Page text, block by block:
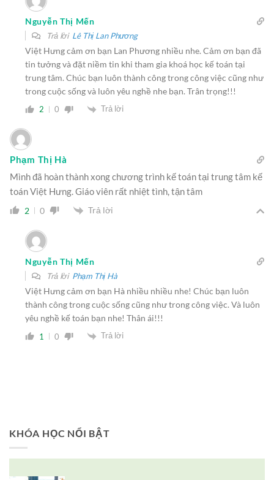
Nguyễn Thị Mến
Trả lời Lê Thị Lan Phương
Việt Hưng cảm ơn bạn Lan Phương nhiều nhe. Cảm ơn bạn đã
tin tưởng và đặt niềm tin khi tham gia khoá học kế toán tại
trung tâm. Chúc bạn luôn thành công trong công việc cũng như
trong cuộc sống và luôn yêu nghề nhe bạn. Trân trọng!!!
2 0 Trả lời
Phạm Thị Hà
Mình đã hoàn thành xong chương trình kế toán tại trung tâm kế
toán Việt Hưng. Giáo viên rất nhiệt tình, tận tâm
2 0 Trả lời
Nguyễn Thị Mến
Trả lời Phạm Thị Hà
Việt Hưng cảm ơn bạn Hà nhiều nhiều nhe! Chúc bạn luôn
thành công trong cuộc sống cũng như trong công việc. Và luôn
yêu nghề kế toán bạn nhe! Thân ái!!!
1 0 Trả lời
KHÓA HỌC NỔI BẬT